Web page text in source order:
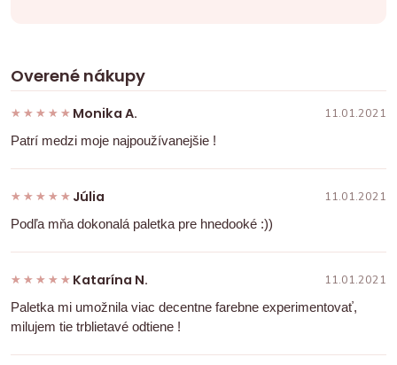
Overené nákupy
★★★★★
★★★★★ Monika A. 11.01.2021
Patrí medzi moje najpoužívanejšie !
★★★★★
★★★★★ Júlia 11.01.2021
Podľa mňa dokonalá paletka pre hnedooké :))
★★★★★
★★★★★ Katarína N. 11.01.2021
Paletka mi umožnila viac decentne farebne experimentovať,
milujem tie trblietavé odtiene !